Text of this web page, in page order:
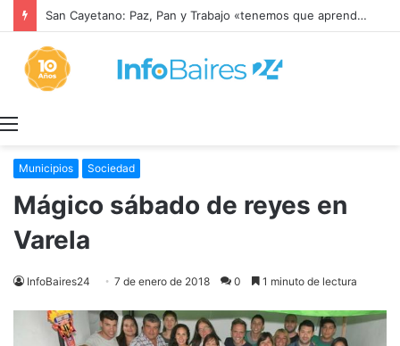
San Cayetano: Paz, Pan y Trabajo «tenemos que aprender a dialogar y a tratarnos bien» Mons. García Cuerva
Municipios Sociedad
Mágico sábado de reyes en
Varela
InfoBaires24 7 de enero de 2018 0 1 minuto de lectura